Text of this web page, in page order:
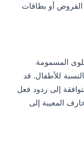
القروض أو بطاقات
المسمومة
للأطفال. قد
إلى ردود فعل
المعيبة إلى